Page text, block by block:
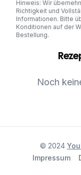
Hinweis: Wir
Richtigkeit und
Informationen. Bitte
Konditionen auf der
Bestellung.
Noch
© 2024
Impressum